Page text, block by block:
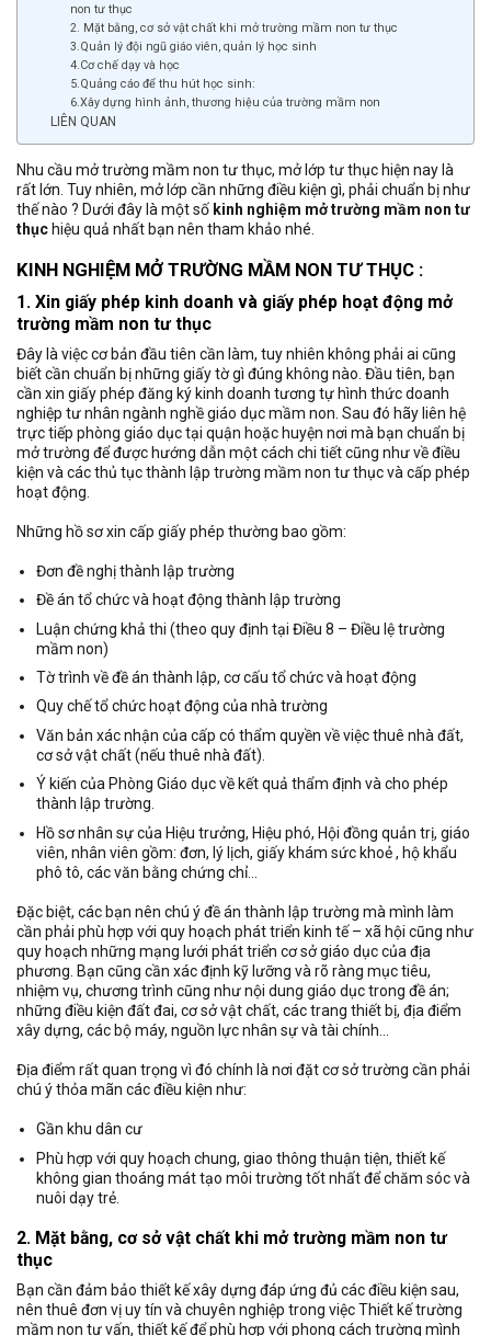
non tư thục
2. Mặt bằng, cơ sở vật chất khi mở trường mầm non tư thục
3.Quản lý đội ngũ giáo viên, quản lý học sinh
4.Cơ chế dạy và học
5.Quảng cáo để thu hút học sinh:
6.Xây dựng hình ảnh, thương hiệu của trường mầm non
LIÊN QUAN
Nhu cầu mở trường mầm non tư thục, mở lớp tư thục hiện nay là
rất lớn. Tuy nhiên, mở lớp cần những điều kiện gì, phải chuẩn bị như
thế nào ? Dưới đây là một số kinh nghiệm mở trường mầm non tư
thục hiệu quả nhất bạn nên tham khảo nhé.
KINH NGHIỆM MỞ TRƯỜNG MẦM NON TƯ THỤC :
1. Xin giấy phép kinh doanh và giấy phép hoạt động mở
trường mầm non tư thục
Đây là việc cơ bản đầu tiên cần làm, tuy nhiên không phải ai cũng
biết cần chuẩn bị những giấy tờ gì đúng không nào. Đầu tiên, bạn
cần xin giấy phép đăng ký kinh doanh tương tự hình thức doanh
nghiệp tư nhân ngành nghề giáo dục mầm non. Sau đó hãy liên hệ
trực tiếp phòng giáo dục tại quận hoặc huyện nơi mà bạn chuẩn bị
mở trường để được hướng dẫn một cách chi tiết cũng như về điều
kiện và các thủ tục thành lập trường mầm non tư thục và cấp phép
hoạt động.
Những hồ sơ xin cấp giấy phép thường bao gồm:
Đơn đề nghị thành lập trường
Đề án tổ chức và hoạt động thành lập trường
Luận chứng khả thi (theo quy định tại Điều 8 – Điều lệ trường
mầm non)
Tờ trình về đề án thành lập, cơ cấu tổ chức và hoạt động
Quy chế tổ chức hoạt động của nhà trường
Văn bản xác nhận của cấp có thẩm quyền về việc thuê nhà đất,
cơ sở vật chất (nếu thuê nhà đất).
Ý kiến của Phòng Giáo dục về kết quả thẩm định và cho phép
thành lập trường.
Hồ sơ nhân sự của Hiệu trưởng, Hiệu phó, Hội đồng quản trị, giáo
viên, nhân viên gồm: đơn, lý lịch, giấy khám sức khoẻ , hộ khẩu
phô tô, các văn bằng chứng chỉ…
Đặc biệt, các bạn nên chú ý đề án thành lập trường mà mình làm
cần phải phù hợp với quy hoạch phát triển kinh tế – xã hội cũng như
quy hoạch những mạng lưới phát triển cơ sở giáo dục của địa
phương. Bạn cũng cần xác định kỹ lưỡng và rõ ràng mục tiêu,
nhiệm vụ, chương trình cũng như nội dung giáo dục trong đề án;
những điều kiện đất đai, cơ sở vật chất, các trang thiết bị, địa điểm
xây dựng, các bộ máy, nguồn lực nhân sự và tài chính…
Địa điểm rất quan trọng vì đó chính là nơi đặt cơ sở trường cần phải
chú ý thỏa mãn các điều kiện như:
Gần khu dân cư
Phù hợp với quy hoạch chung, giao thông thuận tiện, thiết kế
không gian thoáng mát tạo môi trường tốt nhất để chăm sóc và
nuôi dạy trẻ.
2. Mặt bằng, cơ sở vật chất khi mở trường mầm non tư
thục
Bạn cần đảm bảo thiết kế xây dựng đáp ứng đủ các điều kiện sau,
nên thuê đơn vị uy tín và chuyên nghiệp trong việc Thiết kế trường
mầm non tư vấn, thiết kế để phù hợp với phong cách trường mình